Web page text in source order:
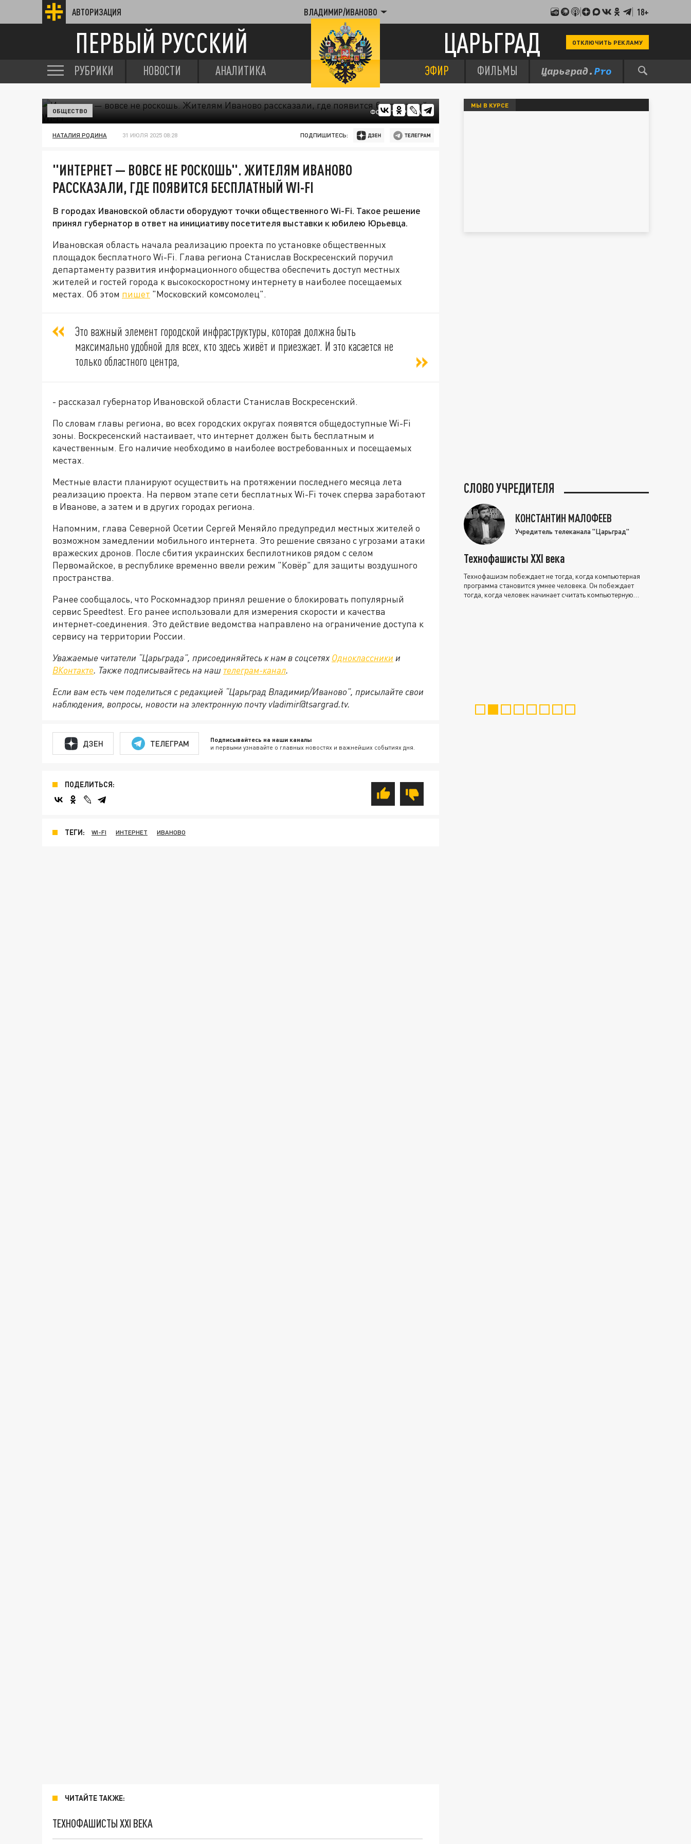
АВТОРИЗАЦИЯ ВЛАДИМИР/ИВАНОВО 18+
ПЕРВЫЙ РУССКИЙ ЦАРЬГРАД ОТКЛЮЧИТЬ РЕКЛАМУ
РУБРИКИ НОВОСТИ АНАЛИТИКА ЭФИР ФИЛЬМЫ
ФОТО: "ЦАРЬГРАД"
ОБЩЕСТВО
НАТАЛИЯ РОДИНА 31 ИЮЛЯ 2025 08:28 ПОДПИШИТЕСЬ:
"ИНТЕРНЕТ — ВОВСЕ НЕ РОСКОШЬ". ЖИТЕЛЯМ ИВАНОВО
РАССКАЗАЛИ, ГДЕ ПОЯВИТСЯ БЕСПЛАТНЫЙ WI-FI
В городах Ивановской области оборудуют точки общественного Wi-Fi. Такое решение
принял губернатор в ответ на инициативу посетителя выставки к юбилею Юрьевца.
Ивановская область начала реализацию проекта по установке общественных
площадок бесплатного Wi-Fi. Глава региона Станислав Воскресенский поручил
департаменту развития информационного общества обеспечить доступ местных
жителей и гостей города к высокоскоростному интернету в наиболее посещаемых
местах. Об этом пишет "Московский комсомолец".
Это важный элемент городской инфраструктуры, которая должна быть
максимально удобной для всех, кто здесь живёт и приезжает. И это касается не
только областного центра,
- рассказал губернатор Ивановской области Станислав Воскресенский.
По словам главы региона, во всех городских округах появятся общедоступные Wi-Fi
зоны. Воскресенский настаивает, что интернет должен быть бесплатным и
качественным. Его наличие необходимо в наиболее востребованных и посещаемых
местах.
Местные власти планируют осуществить на протяжении последнего месяца лета
реализацию проекта. На первом этапе сети бесплатных Wi-Fi точек сперва заработают
в Иванове, а затем и в других городах региона.
Напомним, глава Северной Осетии Сергей Меняйло предупредил местных жителей о
возможном замедлении мобильного интернета. Это решение связано с угрозами атаки
вражеских дронов. После сбития украинских беспилотников рядом с селом
Первомайское, в республике временно ввели режим "Ковёр" для защиты воздушного
пространства.
Ранее сообщалось, что Роскомнадзор принял решение о блокировать популярный
сервис Speedtest. Его ранее использовали для измерения скорости и качества
интернет-соединения. Это действие ведомства направлено на ограничение доступа к
сервису на территории России.
Уважаемые читатели “Царьграда”, присоединяйтесь к нам в соцсетях Одноклассники и
ВКонтакте. Также подписывайтесь на наш телеграм-канал.
Если вам есть чем поделиться с редакцией “Царьград Владимир/Иваново”, присылайте свои
наблюдения, вопросы, новости на электронную почту vladimir@tsargrad.tv.
ДЗЕН ТЕЛЕГРАМ Подписывайтесь на наши каналы
и первыми узнавайте о главных новостях и важнейших событиях дня.
ПОДЕЛИТЬСЯ:
ТЕГИ: WI-FI ИНТЕРНЕТ ИВАНОВО
ЧИТАЙТЕ ТАКЖЕ:
ТЕХНОФАШИСТЫ XXI ВЕКА
МЫ В КУРСЕ
СЛОВО УЧРЕДИТЕЛЯ
КОНСТАНТИН МАЛОФЕЕВ
Учредитель телеканала "Царьград"
Технофашисты XXI века
Технофашизм побеждает не тогда, когда компьютерная
программа становится умнее человека. Он побеждает
тогда, когда человек начинает считать компьютерную